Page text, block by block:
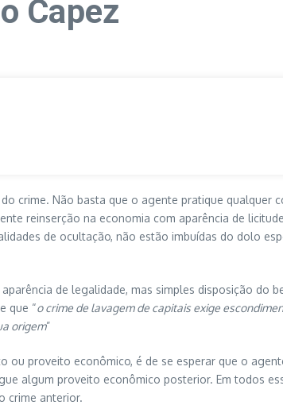
Capez
crime. Não basta que o agente pratique qualquer
reinserção na economia com aparência de
de ocultação, não estão imbuídas do dolo
de legalidade, mas simples disposição do
que “o crime de lavagem de capitais exige
origem”
proveito econômico, é de se esperar que o
algum proveito econômico posterior. Em todos
crime anterior.